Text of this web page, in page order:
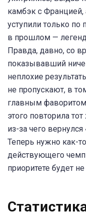
камбэк с Францией,
уступили только по
в прошлом —
Правда, давно, со
показывавший
неплохие
не пропускают, в
главным
этого повторила
из-за чего
Теперь нужно как-
действующего
приоритете будет